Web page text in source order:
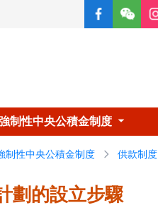
制性中央公積金制度
制性中央公積金制度 供款制度
劃的設立步驟